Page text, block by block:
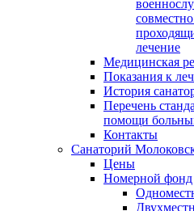
лечение
Медицинская
Показания к
История
Перечень
помощи
Контакты
Санаторий
Цены
Номерной фонд